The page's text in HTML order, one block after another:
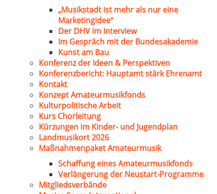
„Musikstadt ist mehr als nur eine
Marketingidee“
Der DHV im Interview
Im Gespräch mit der Bundesakademie
Kunst am Bau
Konferenz der Ideen & Perspektiven
Konferenzbericht: Hauptamt stärk Ehrenamt
Kontakt
Konzept Amateurmusikfonds
Kulturpolitische Arbeit
Kurs Chorleitung
Kürzungen im Kinder- und Jugendplan
Landmusikort 2026
Maßnahmenpaket Amateurmusik
Schaffung eines Amateurmusikfonds
Verlängerung der Neustart-Programme
Mitgliedsverbände